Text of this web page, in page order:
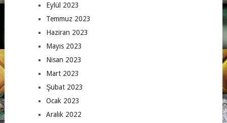
Eylül 2023
Temmuz 2023
Haziran 2023
Mayıs 2023
Nisan 2023
Mart 2023
Şubat 2023
Ocak 2023
Aralık 2022